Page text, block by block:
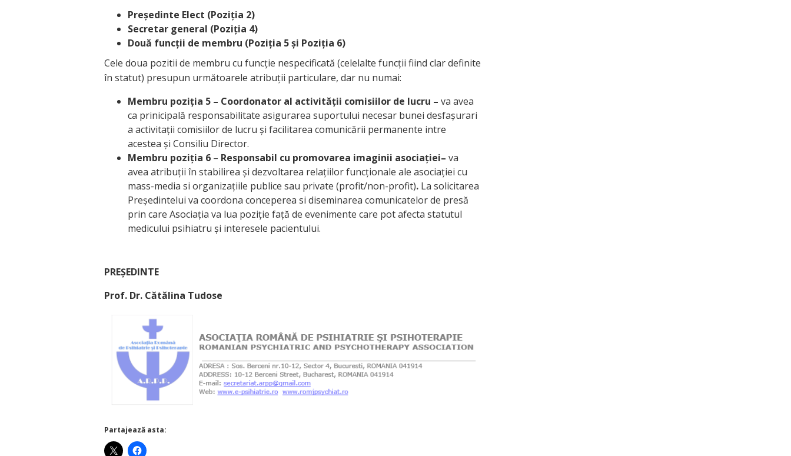
Președinte Elect (Poziția 2)
Secretar general (Poziția 4)
Două funcții de membru (Poziția 5 și Poziția 6)
Cele doua pozitii de membru cu funcție nespecificată (celelalte funcții fiind clar definite
în statut) presupun următoarele atribuții particulare, dar nu numai:
Membru poziția 5 – Coordonator al activității comisiilor de lucru – va avea
ca prinicipală responsabilitate asigurarea suportului necesar bunei desfașurari
a activitații comisiilor de lucru și facilitarea comunicării permanente intre
acestea și Consiliu Director.
Membru poziția 6 – Responsabil cu promovarea imaginii asociației– va
avea atribuții în stabilirea și dezvoltarea relațiilor funcționale ale asociației cu
mass-media si organizațiile publice sau private (profit/non-profit). La solicitarea
Președintelui va coordona conceperea si diseminarea comunicatelor de presă
prin care Asociația va lua poziție față de evenimente care pot afecta statutul
medicului psihiatru și interesele pacientului.
PREȘEDINTE
Prof. Dr. Cătălina Tudose
Partajează asta: